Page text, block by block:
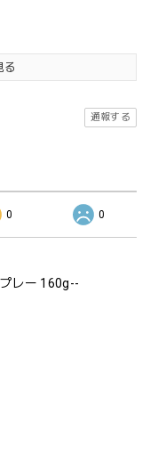
る
通報する
0 0
レー 160g--